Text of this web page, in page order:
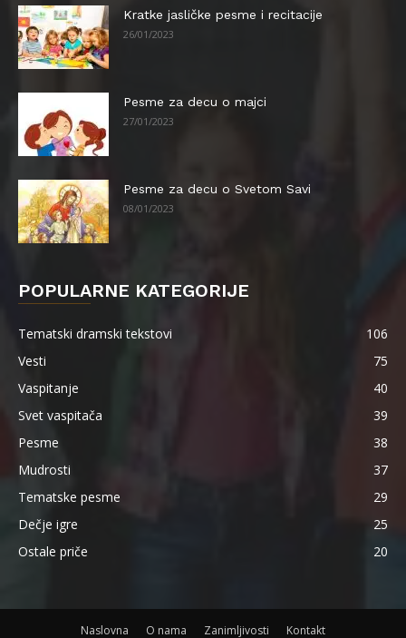
Kratke jasličke pesme i recitacije
26/01/2023
Pesme za decu o majci
27/01/2023
Pesme za decu o Svetom Savi
08/01/2023
POPULARNE KATEGORIJE
Tematski dramski tekstovi
106
Vesti
75
Vaspitanje
40
Svet vaspitača
39
Pesme
38
Mudrosti
37
Tematske pesme
29
Dečje igre
25
Ostale priče
20
Naslovna O nama Zanimljivosti Kontakt